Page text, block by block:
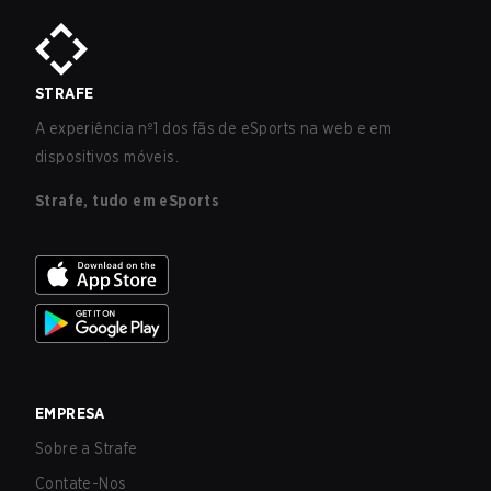
STRAFE
A experiência nº1 dos fãs de eSports na web e em
dispositivos móveis.
Strafe, tudo em eSports
EMPRESA
Sobre a Strafe
Contate-Nos